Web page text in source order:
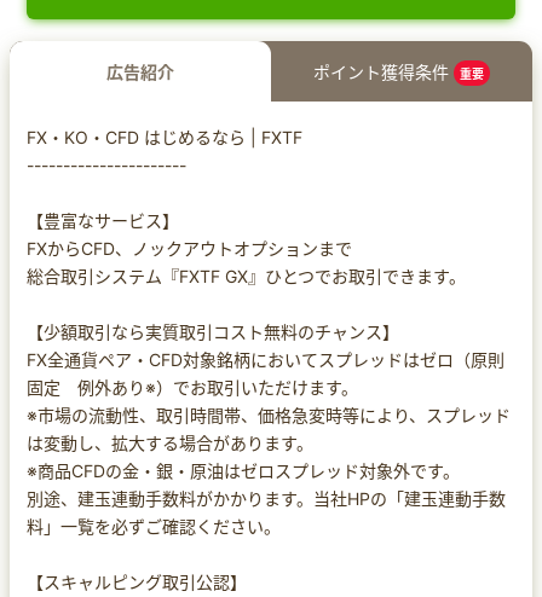
広告紹介 ポイント獲得条件 重要
FX・KO・CFD はじめるなら | FXTF
----------------------
【豊富なサービス】
FXからCFD、ノックアウトオプションまで
総合取引システム『FXTF GX』ひとつでお取引できます。
【少額取引なら実質取引コスト無料のチャンス】
FX全通貨ペア・CFD対象銘柄においてスプレッドはゼロ（原則
固定 例外あり※）でお取引いただけます。
※市場の流動性、取引時間帯、価格急変時等により、スプレッド
は変動し、拡大する場合があります。
※商品CFDの金・銀・原油はゼロスプレッド対象外です。
別途、建玉連動手数料がかかります。当社HPの「建玉連動手数
料」一覧を必ずご確認ください。
【スキャルピング取引公認】